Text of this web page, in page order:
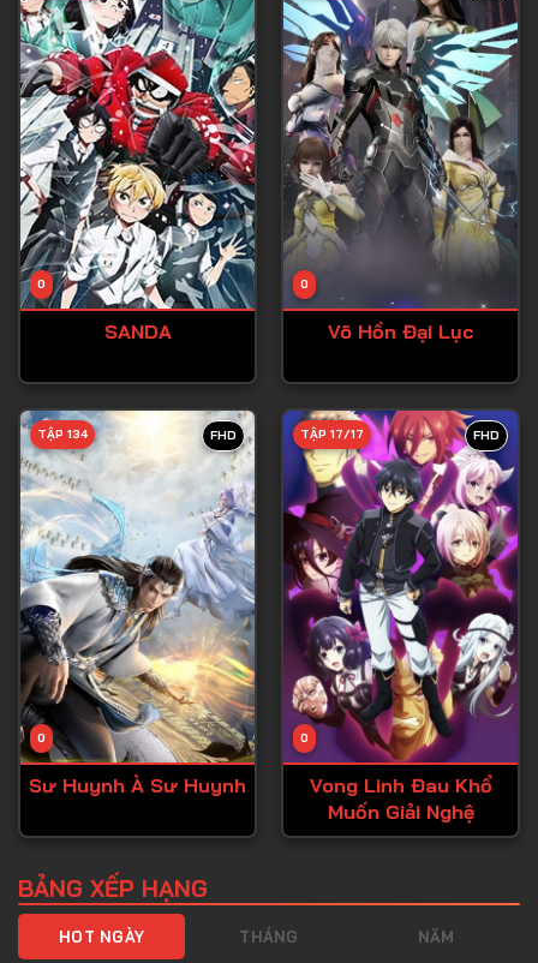
Tập 30
Tập 31
Tập 32
Tập 33
Tập 34
Tập 35
Tập 36
Tập 39
Tập 40
Tập 41
Tập 42
Tập 43
Tập 44
Tập 45
Tập 46
Tập 47
Tập 48
Tập 49
0
SANDA
0
Võ Hồn Đại Lục
FHD
0
TẬP 134
Sư Huynh À Sư Huynh
FHD
0
TẬP 17/17
Vong Linh Đau Khổ
Muốn Giải Nghệ
BẢNG XẾP HẠNG
HOT NGÀY THÁNG NĂM